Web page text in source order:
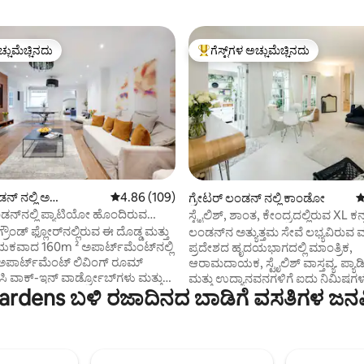
45 ವಿಮರ್ಶೆಗಳು
ನಲ್ಲಿ ಅ
5 ರಲ್ಲಿ 4.86 ಸರಾಸರಿ ರೇಟಿಂಗ್, 109 ವಿಮರ್ಶೆಗಳು
4.86 (109)
ಪ್ಯಾಟಿಯೋ ಹೊಂದಿರುವ
ಫ್ಲೋರ್‌ನಲ್ಲಿರುವ ಈ ದೊಡ್ಡ ಮತ್ತು
160m ² ಅಪಾರ್ಟ್‌ಮೆಂಟ್‌ನಲ್ಲಿ
ಲಿವಿಂಗ್ ರೂಮ್
ವಾಕ್-ಇನ್ ವಾರ್ಡ್ರೋಬ್‌ಗಳು ಮತ್ತು
ಎರಡು ಎನ್-ಸೂಟ್
ಹೊಂದಿದೆ. ಮಾಸ್ಟರ್
ಗೆಸ್ಟ್‌ಗಳಿಗೆ ಅತಿ ಹೆಚ್ಚು ಅಚ್ಚುಮೆಚ್ಚಿನದು
ಗೆಸ್ಟ್‌ಗಳ ಅಚ್ಚುಮೆಚ್ಚಿನದು
ಗ್ರೇಟರ್ ಲಂಡನ್ ನಲ್ಲಿ ಕಾಂಡೋ
ಸ್ಟೈಲಿಶ್, ಶಾಂತ, ಕೇಂದ್ರದಲ್ಲಿರುವ XL
ಪ್ಯಾಡಿಂಗ್‌ಟನ್
ಲಂಡನ್‌ನ ಅತ್ಯುತ್ತಮ ಸೇವೆ ಲಭ್ಯವಿರುವ
ಪ್ರದೇಶದ ಹೃದಯಭಾಗದಲ್ಲಿ ಮಾಂತ್ರಿಕ,
ಆರಾಮದಾಯಕ, ಸ್ಟೈಲಿಶ್ ವಾಸ್ತವ್ಯ.
ಮತ್ತು ಉದ್ಯಾನವನಗಳಿಗೆ ಐದು
ಲಂಡನ್‌ನ ಹೃದಯಭಾಗಕ್ಕೆ ನೇರವಾಗಿ
ಇದು ವಿಶಾಲವಾಗಿದೆ ಮತ್ತು
ಬಳಿ ರಜಾದಿನದ ಬಾಡಿಗೆ ವಸತಿಗಳ